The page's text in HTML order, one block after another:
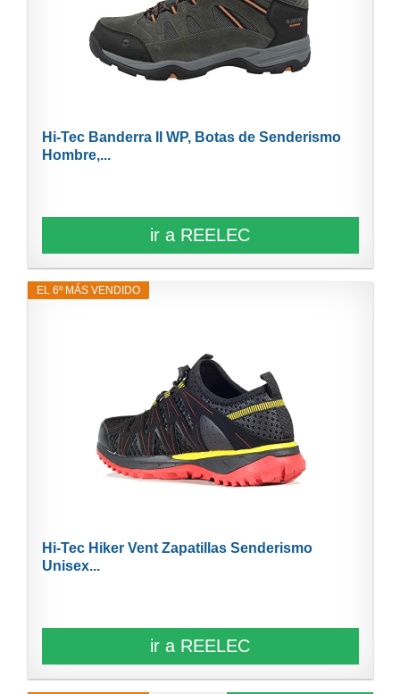
Hi-Tec Banderra II WP, Botas de Senderismo
Hombre,...
ir a REELEC
EL 6º MÁS VENDIDO
Hi-Tec Hiker Vent Zapatillas Senderismo
Unisex...
ir a REELEC